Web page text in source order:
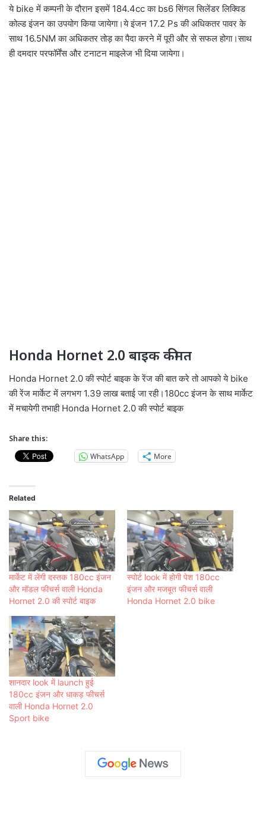
ये bike में कम्पनी के दौरान इसमें 184.4cc का bs6 सिंगल सिलेंडर लिक्विड
कोल्ड इंजन का उपयोग किया जायेगा।ये इंजन 17.2 Ps की अधिकतर पावर के
साथ 16.5NM का अधिकतर तोड़ का पैदा करने में पूरी और से सफल होगा।साथ
ही दमदार परफॉर्मेंस और टनाटन माइलेज भी दिया जायेगा।
Honda Hornet 2.0 बाइक कीमत
Honda Hornet 2.0 की स्पोर्ट बाइक के रेंज की बात करे तो आपको ये bike
की रेंज मार्केट में लगभग 1.39 लाख बताई जा रही।180cc इंजन के साथ मार्केट
में मचायेगी तभाही Honda Hornet 2.0 की स्पोर्ट बाइक
Share this:
WhatsApp
More
Related
मार्केट में लेंगी दस्तक 180cc इंजन
और मॉडल फीचर्स वाली Honda
Hornet 2.0 की स्पोर्ट बाइक
स्पोर्ट look में होगी पेश 180cc
इंजन और मजबूत फीचर्स वाली
Honda Hornet 2.0 bike
शानदार look में launch हुई
180cc इंजन और धाकड़ फीचर्स
वाली Honda Hornet 2.0
Sport bike